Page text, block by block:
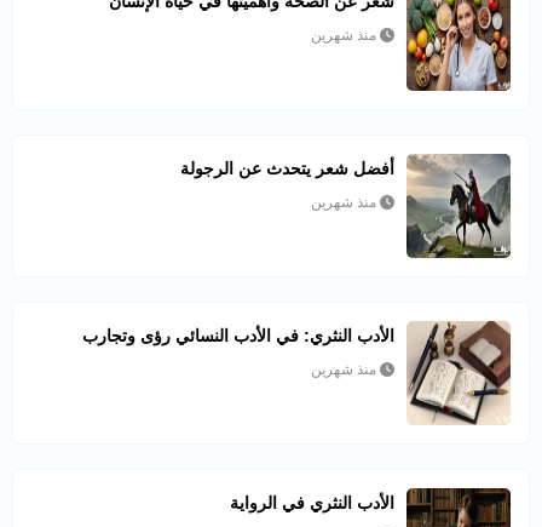
منذ شهرين
أفضل شعر يتحدث عن الرجولة
منذ شهرين
الأدب النثري: في الأدب النسائي رؤى وتجارب
منذ شهرين
الأدب النثري في الرواية